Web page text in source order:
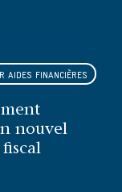
AIDES FINANCIÈRES
nouvel